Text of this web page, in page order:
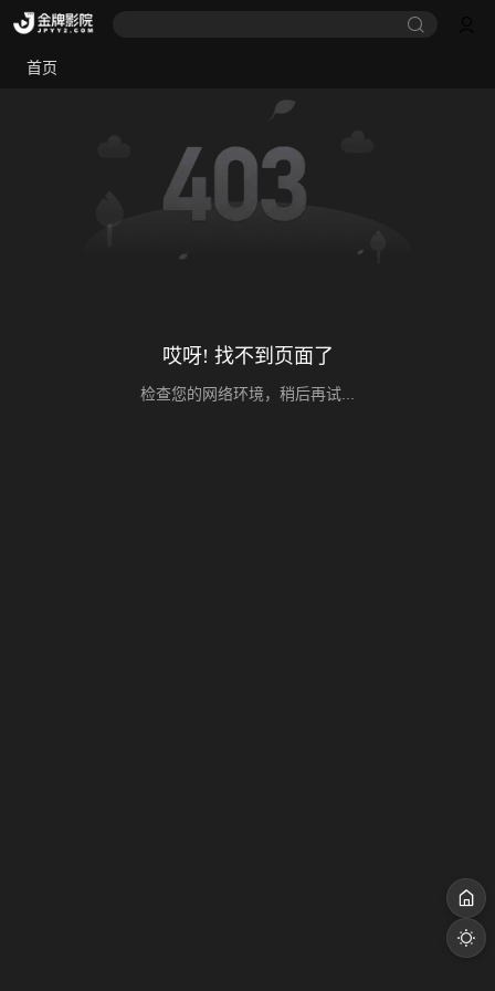
首页
哎呀! 找不到页面了
检查您的网络环境，稍后再试...